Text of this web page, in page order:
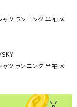
ツ ランニング 半袖 メ
ツ ランニング 半袖 メ